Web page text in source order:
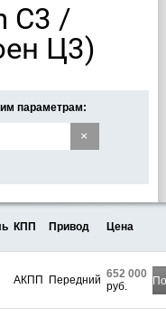
C3 /
Ц3)
параметрам:
×
КПП Привод Цена
АКПП Передний 652 000
руб.